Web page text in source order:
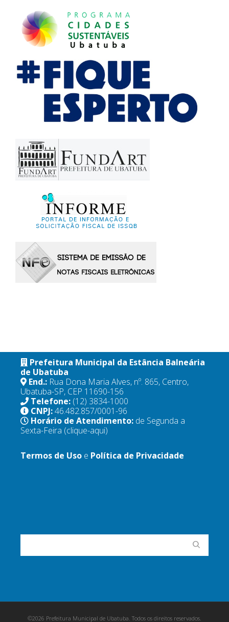
Prefeitura Municipal da Estância Balneária
de Ubatuba
End.: Rua Dona Maria Alves, nº. 865, Centro,
Ubatuba-SP, CEP 11690-156
Telefone: (12) 3834-1000
CNPJ:46.482.857/0001-96
Horário de Atendimento: de Segunda a
Sexta-Feira (clique-aqui)
Termos de Uso e Política de Privacidade
©2026 Prefeitura Municipal de Ubatuba. Todos os direitos reservados.